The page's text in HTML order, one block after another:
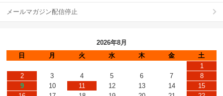
メールマガジン配信停止
2026年8月
日
月 火 水 木 金
土
1
2
3 4 5 6 7
8
9
10 11 12 13 14
15